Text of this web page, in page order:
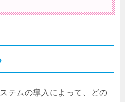
テムの導入によって、どの